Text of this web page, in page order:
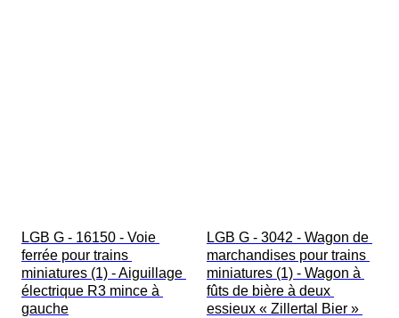
LGB G - 16150 - Voie
ferrée pour trains
miniatures (1) - Aiguillage
électrique R3 mince à
gauche
LGB G - 3042 - Wagon de
marchandises pour trains
miniatures (1) - Wagon à
fûts de bière à deux
essieux « Zillertal Bier »